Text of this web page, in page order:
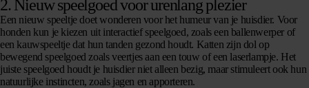
2. Nieuw speelgoed voor urenlang plezier
Een nieuw speeltje doet wonderen voor het humeur van je huisdier. Voor
honden kun je kiezen uit interactief speelgoed, zoals een ballenwerper of
een kauwspeeltje dat hun tanden gezond houdt. Katten zijn dol op
bewegend speelgoed zoals veertjes aan een touw of een laserlampje. Het
juiste speelgoed houdt je huisdier niet alleen bezig, maar stimuleert ook hun
natuurlijke instincten, zoals jagen en apporteren.